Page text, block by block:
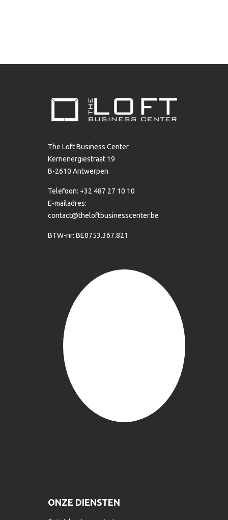
The Loft Business Center
Kernenergiestraat 19
B-2610 Antwerpen
Telefoon: +32 487 27 10 10
E-mailadres:
contact@theloftbusinesscenter.be
BTW-nr: BE0753.367.821
ONZE DIENSTEN